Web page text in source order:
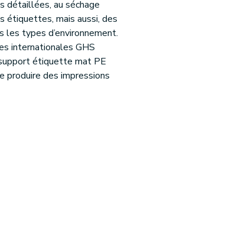
détaillées, au séchage
étiquettes, mais aussi, des
types d’environnement.
internationales GHS
étiquette mat PE
des impressions